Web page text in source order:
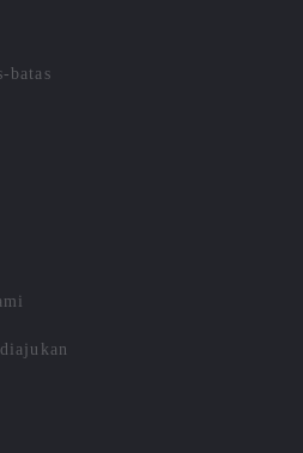
batas